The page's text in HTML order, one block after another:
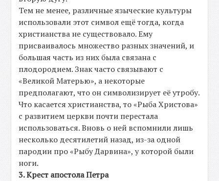
Тем не менее, различные языческие культуры
использовали этот символ ещё тогда, когда
христианства не существовало. Ему
присваивалось множество разных значений, и
большая часть из них была связана с
плодородием. Знак часто связывают с
«Великой Матерью», а некоторые
предполагают, что он символизирует её утробу.
Что касается христианства, то «Рыба Христова»
с развитием церкви почти перестала
использоваться. Вновь о ней вспомнили лишь
несколько десятилетий назад, из-за одной
пародии про «Рыбу Дарвина», у которой были
ноги.
3. Крест апостола Петра